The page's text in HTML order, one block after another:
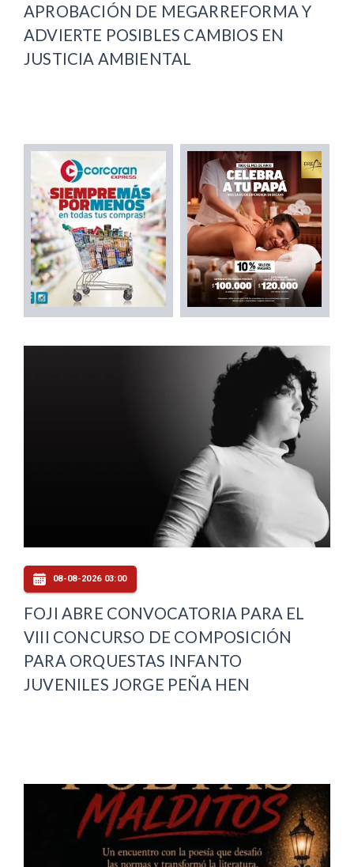
APROBACIÓN DE MEGARREFORMA Y
ADVIERTE POSIBLES CAMBIOS EN
JUSTICIA AMBIENTAL
08-08-2026 03:00
FOJI ABRE CONVOCATORIA PARA EL
VIII CONCURSO DE COMPOSICIÓN
PARA ORQUESTAS INFANTO
JUVENILES JORGE PEÑA HEN